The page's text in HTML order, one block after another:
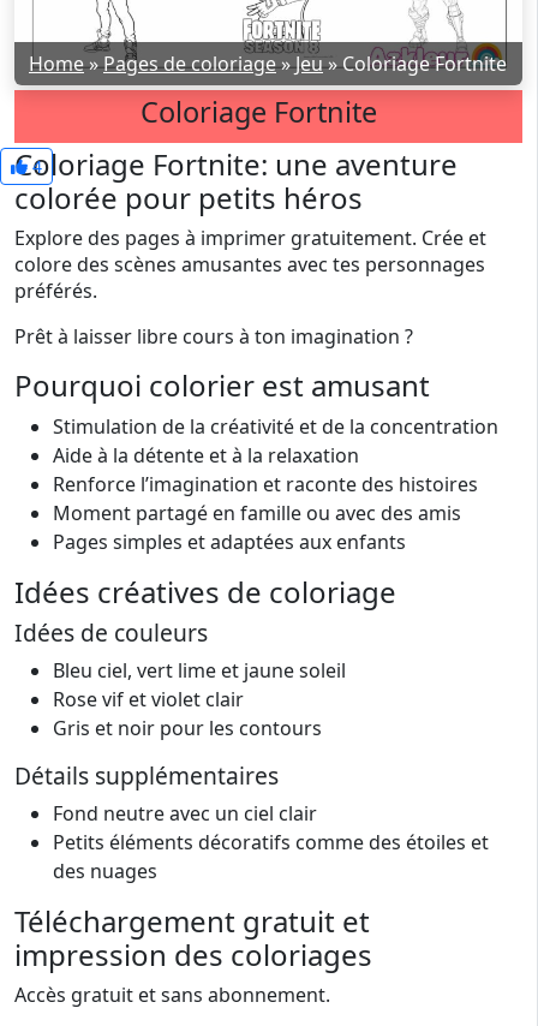
Home»Pages de coloriage»Jeu»Coloriage Fortnite
Coloriage Fortnite
4
Coloriage Fortnite: une aventure
colorée pour petits héros
Explore des pages à imprimer gratuitement. Crée et
colore des scènes amusantes avec tes personnages
préférés.
Prêt à laisser libre cours à ton imagination ?
Pourquoi colorier est amusant
Stimulation de la créativité et de la concentration
Aide à la détente et à la relaxation
Renforce l’imagination et raconte des histoires
Moment partagé en famille ou avec des amis
Pages simples et adaptées aux enfants
Idées créatives de coloriage
Idées de couleurs
Bleu ciel, vert lime et jaune soleil
Rose vif et violet clair
Gris et noir pour les contours
Détails supplémentaires
Fond neutre avec un ciel clair
Petits éléments décoratifs comme des étoiles et
des nuages
Téléchargement gratuit et
impression des coloriages
Accès gratuit et sans abonnement.